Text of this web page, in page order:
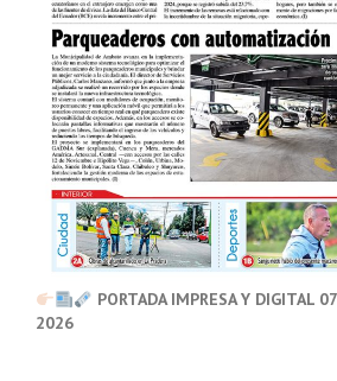
PORTADA IMPRESA Y DIGITAL
2026